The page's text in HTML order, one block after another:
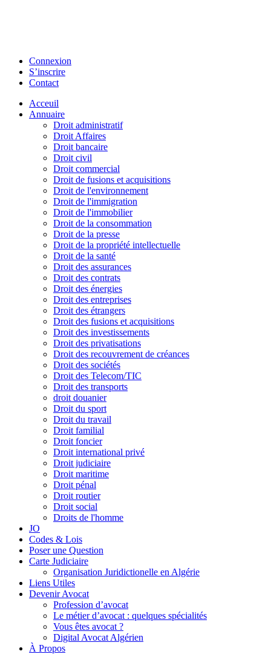
Connexion
S’inscrire
Contact
Acceuil
Annuaire
Droit administratif
Droit Affaires
Droit bancaire
Droit civil
Droit commercial
Droit de fusions et acquisitions
Droit de l'environnement
Droit de l'immigration
Droit de l'immobilier
Droit de la consommation
Droit de la presse
Droit de la propriété intellectuelle
Droit de la santé
Droit des assurances
Droit des contrats
Droit des énergies
Droit des entreprises
Droit des étrangers
Droit des fusions et acquisitions
Droit des investissements
Droit des privatisations
Droit des recouvrement de créances
Droit des sociétés
Droit des Telecom/TIC
Droit des transports
droit douanier
Droit du sport
Droit du travail
Droit familial
Droit foncier
Droit international privé
Droit judiciaire
Droit maritime
Droit pénal
Droit routier
Droit social
Droits de l'homme
JO
Codes & Lois
Poser une Question
Carte Judiciaire
Organisation Juridictionelle en Algérie
Liens Utiles
Devenir Avocat
Profession d’avocat
Le métier d’avocat : quelques spécialités
Vous êtes avocat ?
Digital Avocat Algérien
À Propos